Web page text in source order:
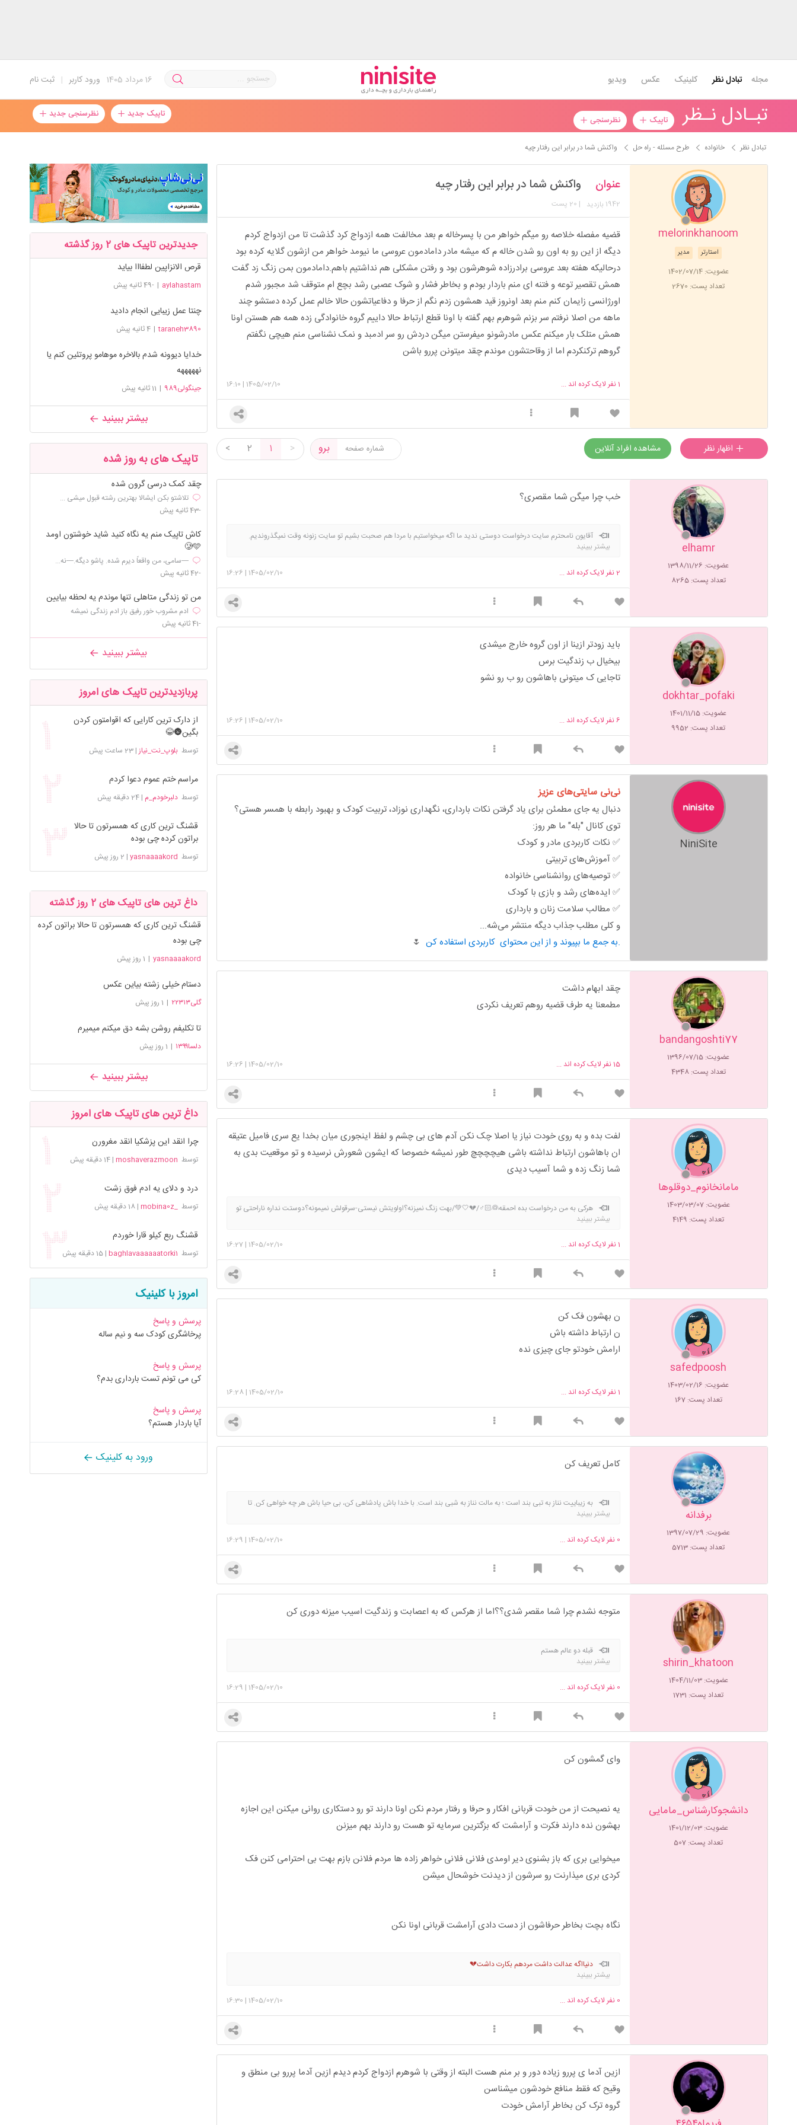
ثبت نام | ورود کاربر 16مرداد 1405 مجله تبادل نظر کلینیک عکس ویدیو
تبـادل نـظر تاپیک نظرسنجی تاپیک جدید نظرسنجی جدید
تبادل نظر خانواده طرح مسئله - راه حل واکنش شما در برابر این رفتار چیه
melorinkhanoom
مدیر استارتر
عضویت: 1402/07/14
تعداد پست: 2670
عنوان واکنش شما در برابر این رفتار چیه
1942 بازدید | 20 پست
قضیه مفصله خلاصه رو میگم خواهر من با پسرخاله م بعد مخالفت همه ازدواج کرد گذشت تا من ازدواج کردم
دیگه از این رو به اون رو شدن خاله م که میشه مادر دامادمون عروسی ما نیومد خواهر من ازشون گلایه کرده بود
درحالیکه هفته بعد عروسی برادرزاده شوهرشون بود و رفتن مشکلی هم نداشتیم باهم.دامادمون بمن زنگ زد گفت
همش تقصیر توعه و فتنه ای منم باردار بودم و بخاطر فشار و شوک عصبی رشد بچع ام متوقف شد مجبور شدم
اورژانسی زایمان کنم منم بعد اونروز قید همشون زدم نگم از حرفا و دفاعیاتشون حالا خالم عمل کرده دستشو چند
ماهه من اصلا نرفتم سر بزنم شوهرم بهم گفته با اونا قطع ارتباط حالا داییم گروه خانوادگی زده همه هم هستن اونا
همش متلک بار میکنم عکس مادرشونو میفرستن میگن دردش رو سر ادمبد و نمک نشناسی منم هیچی نگفتم
گروهم ترکنکردم اما از وقاحتشون موندم چقد میتونن پررو باشن
1405/02/10
|
16:10 1نفر لایک کرده اند ...
>
1
2
< برو مشاهده افراد آنلاین
elhamr
عضویت: 1398/11/26
تعداد پست: 8265
خب چرا میگن شما مقصری؟
آقایون نامحترم سایت درخواست دوستی ندید ما اگه میخواستیم با مردا هم صحبت بشیم تو سایت زنونه وقت نمیگذروندیم.
بیشتر ببینید
1405/02/10
|
16:26 2نفر لایک کرده اند ...
dokhtar_pofaki
عضویت: 1401/11/15
تعداد پست: 9952
باید زودتر ازینا از اون گروه خارج میشدی
بیخیال ب زندگیت برس
تاجایی ک میتونی باهاشون رو ب رو نشو
1405/02/10
|
16:26 6نفر لایک کرده اند ...
NiniSite
نی‌نی سایتی‌های عزیز
دنبال یه جای مطمئن برای یاد گرفتن نکات بارداری، نگهداری نوزاد، تربیت کودک و بهبود رابطه با همسر هستی؟
توی کانال "بله" ما هر روز:
✅ نکات کاربردی مادر و کودک
✅ آموزش‌های تربیتی
✅ توصیه‌های روانشناسی خانواده
✅ ایده‌های رشد و بازی با کودک
✅ مطالب سلامت زنان و بارداری
و کلی مطلب جذاب دیگه منتشر می‌شه...
به جمع ما بپیوند و از این محتوای کاربردی استفاده کن.
🌷
bandangoshti77
عضویت: 1396/07/15
تعداد پست: 4348
چقد ابهام داشت
مطمعنا یه طرف قضیه روهم تعریف نکردی
1405/02/10
|
16:26 15نفر لایک کرده اند ...
مامانخانوم_دوقلوها
عضویت: 1403/03/07
تعداد پست: 4149
لفت بده و به روی خودت نیاز یا اصلا چک نکن آدم های بی چشم و لفظ اینجوری میان بخدا یع سری فامیل عتیقه
ان باهاشون ارتباط نداشته باشی هیچچچچ طور نمیشه خصوصا که ایشون شعورش نرسیده و تو موقعیت بدی به
شما زنگ زده و شما آسیب دیدی
هرکی به من درخواست بده احمقه👰🏻♂️/💔🤍💚/بهت زنگ نمیزنه؟اولویتش نیستی-سرقولش نمیمونه؟دوستت نداره ناراحتی تو
براش مهم نیست-رفتاراش تناقض داره؟ یکی دیگه رو داره-فقط وقتی کارت داره یادت میفته؟داره ازت استفاده میکنه-روت سرمایه گذاری
براش-بیش از پنج ساله باهاشی بدون حلقه؟زیاد سخت نگیر هنوز داره میگرده دنبال فرد مورد نظرخواهرای قشنگم گذشته خوشگل پسر
یه جا گریبان زندگیتون رو میگیره مطلع باشید چی اتفاق افتاده
بیشتر ببینید
1405/02/10
|
16:27 1نفر لایک کرده اند ...
safedpoosh
عضویت: 1403/02/16
تعداد پست: 167
ن بهشون فک کن
ن ارتباط داشته باش
ارامش خودتو جای چیزی نده
1405/02/10
|
16:28 1نفر لایک کرده اند ...
برفدانه
عضویت: 1397/07/29
تعداد پست: 5713
کامل تعریف کن
به زیباییت نناز به تبی بند است ؛ به مالت نناز به شبی بند است. با خدا باش پادشاهی کن، بی حیا باش هر چه خواهی کن. تا
توانی دلی به دست آور دل شکستن هنر نمی باشد.زمین گرده و محاله رفتاری که با دیگران کردی سرت نیاد.به پدر و مادر خود نیکی
بیشتر ببینید
1405/02/10
|
16:29 0 نفر لایک کرده اند ...
shirin_khatoon
عضویت: 1404/11/03
تعداد پست: 1731
متوجه نشدم چرا شما مقصر شدی؟؟اما از هرکس که به اعصابت و زندگیت اسیب میزنه دوری کن
قبله دو عالم هستم
بیشتر ببینید
1405/02/10
|
16:29 0 نفر لایک کرده اند ...
دانشجوکارشناس_مامایی
عضویت: 1401/12/03
تعداد پست: 507
وای گمشون کن
یه نصیحت از من خودت قربانی افکار و حرفا و رفتار مردم نکن اونا دارند تو رو دستکاری روانی میکنن این اجازه
بهشون نده دارند فکرت و آرامشت که بزگترین سرمایه تو هست رو دارند بهم میزنن
میخوایی بری که باز بشنوی دیر اومدی فلانی فلانی خواهر زاده ها مردم فلانن بازم بهت بی احترامی کنن فک
کردی بری میذارنت رو سرشون از دیدنت خوشحال میشن
نگاه بچت بخاطر حرفاشون از دست دادی آرامشت قربانی اونا نکن
دنیااگه عدالت داشت مردهم بکارت داشت💔
بیشتر ببینید
1405/02/10
|
16:30 0 نفر لایک کرده اند ...
ازین آدما ی پررو زیاده دور و بر منم هست البته از وقتی با شوهرم ازدواج کردم دیدم ازین آدما پررو بی منطق و
وقیح که فقط منافع خودشون میشناسن
گروه ترک کن بخاطر آرامش خودت
جدیدترین تاپیک های 2 روز گذشته
قرص الانزاپین لطفااا بیاید
aylahastam
| -49 ثانیه پیش
چنتا عمل زیبایی انجام دادید
taraneh3890
| 4 ثانیه پیش
خدایا دیوونه شدم بالاخره موهامو پروتئین کنم یا
نهههههه
جینگولی989 | 11 ثانیه پیش
بیشتر ببینید
تاپیک های به روز شده
چقد کمک درسی گرون شده
تلاشتو بکن ایشالا بهترین رشته قبول میشی ...
-43 ثانیه پیش
کاش تاپیک منم یه نگاه کنید شاید خوشتون اومد
🥲🩵
—سامی، من واقعاً دیرم شده. پاشو دیگه.—نه...
-42 ثانیه پیش
من تو زندگی متاهلی تنها موندم یه لحظه بیایین
ادم مشروب خور رفیق باز ادم زندگی نمیشه
-41 ثانیه پیش
بیشتر ببینید
پربازدیدترین تاپیک های امروز
از دارک ترین کارایی که اقوامتون کردن
بگین🌚😂
توسطبلوپ_نت_نیاز|23 ساعت پیش
مراسم ختم عموم دعوا کردم
توسطدلبرخودم_م |24 دقیقه پیش
قشنگ ترین کاری که همسرتون تا حالا
براتون کرده چی بوده
توسط yasnaaaakord
| 2 روز پیش
داغ ترین های تاپیک های 2 روز گذشته
قشنگ ترین کاری که همسرتون تا حالا براتون کرده
چی بوده
yasnaaaakord
| 1 روز پیش
دستام خیلی زشته بیاین عکس
گلی۲۲۳۱۳ | 1 روز پیش
تا تکلیفم روشن بشه دق میکنم میمیرم
دلسا۱۳۹۹ | 1 روز پیش
بیشتر ببینید
داغ ترین های تاپیک های امروز
چرا انقد این پزشکیا انقد مغرورن
توسط moshaverazmoon
|14 دقیقه پیش
درد و دلای یه ادم فوق زشت
توسط_mobina0z
|18 دقیقه پیش
قشنگ ربع کیلو قارا خوردم
توسط baghlavaaaaaatorki1
|15 دقیقه پیش
امروز با کلینیک
پرسش و پاسخ
پرخاشگری کودک سه و نیم ساله
پرسش و پاسخ
کی می تونم تست بارداری بدم؟
پرسش و پاسخ
آیا باردار هستم؟
ورود به کلینیک